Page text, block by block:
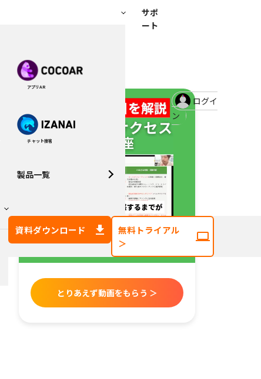
アプリAR
チャット接客
製品一覧
サポ
ート
ログイ
ン
資料ダウンロード
無料トライアル
＞
～いつでも視聴OK！～
とりあえず動画をもらう ＞